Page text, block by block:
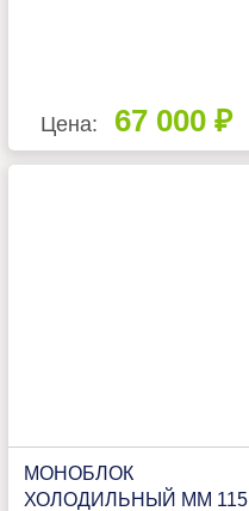
Цена: 67 000 ₽
МОНОБЛОК
ХОЛОДИЛЬНЫЙ MM 115